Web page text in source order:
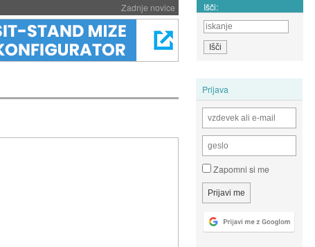
Zadnje novice Išči:
Prijava
Zapomni si me